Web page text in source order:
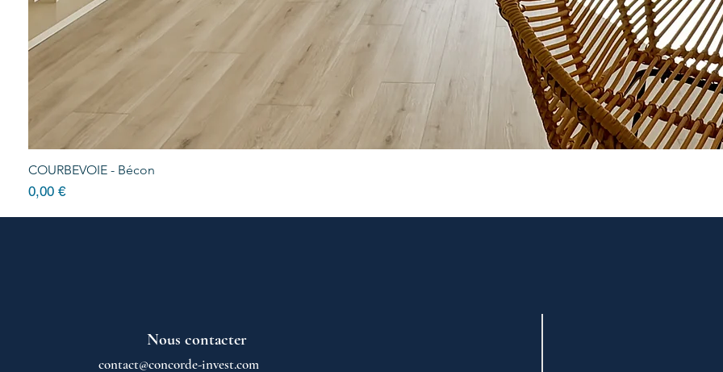
COURBEVOIE - Bécon
Prix
0,00 €
Nous contacter
contact@concorde-invest.com